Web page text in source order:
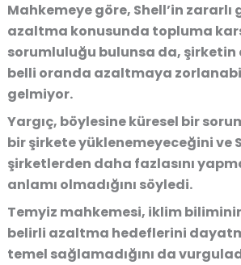
Mahkemeye göre, Shell’in zararlı
azaltma konusunda topluma
sorumluluğu bulunsa da, şirketin
belli oranda azaltmaya
gelmiyor.
Yargıç, böylesine küresel bir
bir şirkete yüklenemeyeceğini ve
şirketlerden daha fazlasını
anlamı olmadığını söyledi.
Temyiz mahkemesi, iklim
belirli azaltma hedeflerini
temel sağlamadığını da